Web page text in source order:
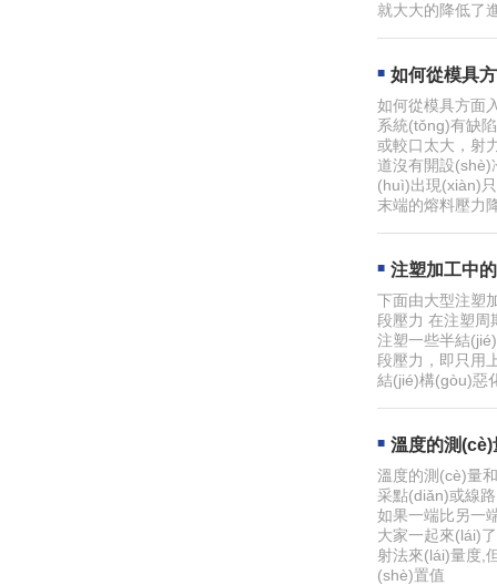
就大大的降低了
如何從模具
如何從模具方面
系統(tǒng)有缺
或較口太大，射
道沒有開設(shè)
(huì)出現(xiàn)
末端的熔料壓力
注塑加工中
下面由大型注塑
段壓力 在注塑周
注塑一些半結
段壓力，即只用
結(jié)構(gòu)惡
溫度的測
溫度的測(cè)量
采點(diǎn)或線
如果一端比另一
大家一起來(lái)
射法來(lái)量度,
(shè)置值